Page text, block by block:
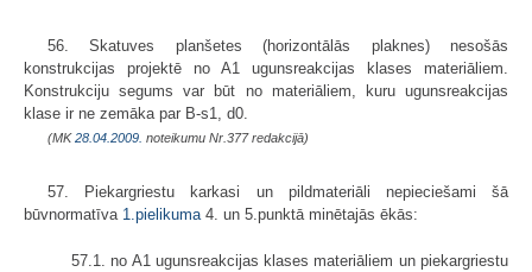
56. Skatuves planšetes (horizontālās plaknes) nesošās
konstrukcijas projektē no A1 ugunsreakcijas klases materiāliem.
Konstrukciju segums var būt no materiāliem, kuru ugunsreakcijas
klase ir ne zemāka par B-s1, d0.
(MK28.04.2009. noteikumu Nr.377 redakcijā)
57. Piekargriestu karkasi un pildmateriāli nepieciešami šā
būvnormatīva 1.pielikuma4. un 5.punktā minētajās ēkās:
57.1. no A1 ugunsreakcijas klases materiāliem un piekargriestu